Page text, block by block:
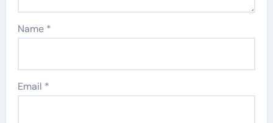
Name *
Email *